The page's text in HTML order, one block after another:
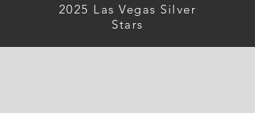
2025 Las Vegas Silver
Stars